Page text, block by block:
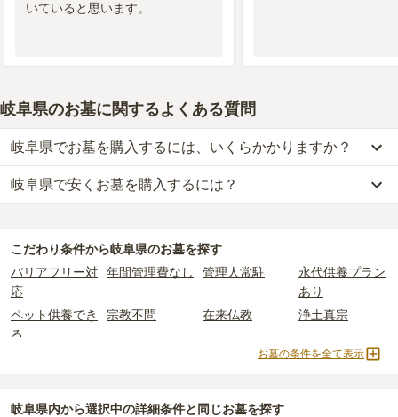
いていると思います。
岐阜県のお墓に関するよくある質問
岐阜県でお墓を購入するには、いくらかかりますか？
岐阜県での購入費用の目安は、一般墓が約191万円、樹木葬が約59
万円、納骨堂が約50万円、永代供養墓が約45万円です。
2つが主な費用となります。
の一般墓の永代使用料の平均は30万円 で、墓石代は 岐阜県の
平均
です。いずれも区画の広さや墓石の大きさ・素材によ
樹木葬・納骨堂・永代供養墓は、基本的に墓石代がかからず、永代
・ 開眼法要の費用 ：お墓を新しく建てた際に行う儀式のための費
岐阜県で安くお墓を購入するには？
5000円(墓石代別) からお求めいただけます。
する「合祀墓（ごうしぼ）」と呼ばれるタイプです。個別のお墓に
比べて省スペースで管理の手間がかからないため、費用が安く設定
されています。
価格の目安は、1名あたり5万円〜30万円程度です。
お墓を探すのがおすすめです。
こだわり条件から岐阜県のお墓を探す
バリアフリー対
応
年間管理費なし 管理人常駐
永代供養プラン
あり
ペット供養でき
る
宗教不問 在来仏教 浄土真宗
臨済宗
民営霊園
寺院墓地 1人用区画あり
お墓の条件を全て表示
岐阜県内から選択中の詳細条件と同じお墓を探す